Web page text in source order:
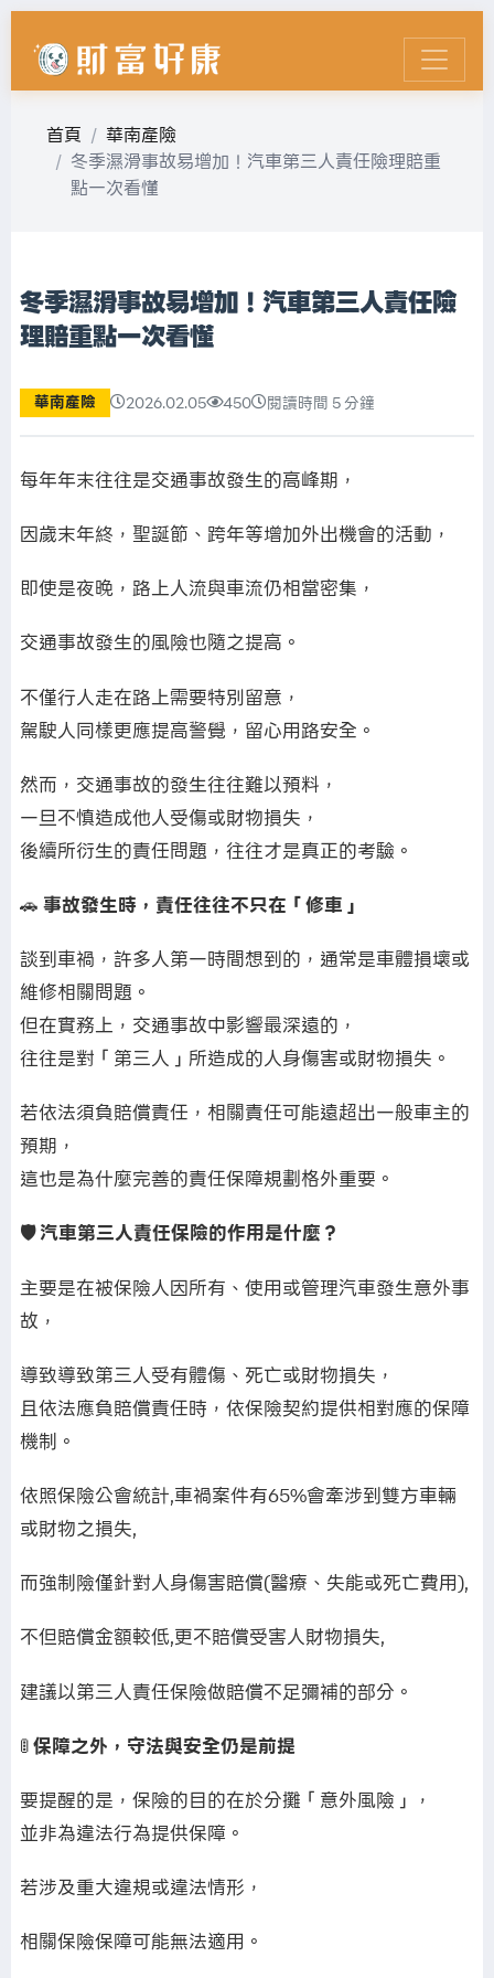
首頁
華南產險
冬季濕滑事故易增加！汽車第三人責任險理賠重
點一次看懂
冬季濕滑事故易增加！汽車第三人責任險
理賠重點一次看懂
華南產險 2026.02.05 450 閱讀時間 5 分鐘
每年年末往往是交通事故發生的高峰期，
因歲末年終，聖誕節、跨年等增加外出機會的活動，
即使是夜晚，路上人流與車流仍相當密集，
交通事故發生的風險也隨之提高。
不僅行人走在路上需要特別留意，
駕駛人同樣更應提高警覺，留心用路安全。
然而，交通事故的發生往往難以預料，
一旦不慎造成他人受傷或財物損失，
後續所衍生的責任問題，往往才是真正的考驗。
🚗 事故發生時，責任往往不只在「修車」
談到車禍，許多人第一時間想到的，通常是車體損壞或
維修相關問題。
但在實務上，交通事故中影響最深遠的，
往往是對「第三人」所造成的人身傷害或財物損失。
若依法須負賠償責任，相關責任可能遠超出一般車主的
預期，
這也是為什麼完善的責任保障規劃格外重要。
🛡️ 汽車第三人責任保險的作用是什麼？
主要是在被保險人因所有、使用或管理汽車發生意外事
故，
導致導致第三人受有體傷、死亡或財物損失，
且依法應負賠償責任時，依保險契約提供相對應的保障
機制。
依照保險公會統計,車禍案件有65%會牽涉到雙方車輛
或財物之損失,
而強制險僅針對人身傷害賠償(醫療、失能或死亡費用),
不但賠償金額較低,更不賠償受害人財物損失,
建議以第三人責任保險做賠償不足彌補的部分。
🚦保障之外，守法與安全仍是前提
要提醒的是，保險的目的在於分攤「意外風險」，
並非為違法行為提供保障。
若涉及重大違規或違法情形，
相關保險保障可能無法適用。